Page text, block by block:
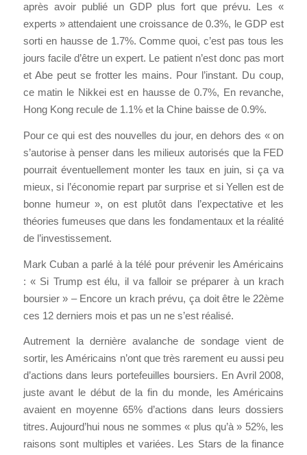
après avoir publié un GDP plus fort que prévu. Les «
experts » attendaient une croissance de 0.3%, le GDP est
sorti en hausse de 1.7%. Comme quoi, c’est pas tous les
jours facile d’être un expert. Le patient n’est donc pas mort
et Abe peut se frotter les mains. Pour l’instant. Du coup,
ce matin le Nikkei est en hausse de 0.7%, En revanche,
Hong Kong recule de 1.1% et la Chine baisse de 0.9%.
Pour ce qui est des nouvelles du jour, en dehors des « on
s’autorise à penser dans les milieux autorisés que la FED
pourrait éventuellement monter les taux en juin, si ça va
mieux, si l’économie repart par surprise et si Yellen est de
bonne humeur », on est plutôt dans l’expectative et les
théories fumeuses que dans les fondamentaux et la réalité
de l’investissement.
Mark Cuban a parlé à la télé pour prévenir les Américains
: « Si Trump est élu, il va falloir se préparer à un krach
boursier » – Encore un krach prévu, ça doit être le 22ème
ces 12 derniers mois et pas un ne s’est réalisé.
Autrement la dernière avalanche de sondage vient de
sortir, les Américains n’ont que très rarement eu aussi peu
d’actions dans leurs portefeuilles boursiers. En Avril 2008,
juste avant le début de la fin du monde, les Américains
avaient en moyenne 65% d’actions dans leurs dossiers
titres. Aujourd’hui nous ne sommes « plus qu’à » 52%, les
raisons sont multiples et variées. Les Stars de la finance